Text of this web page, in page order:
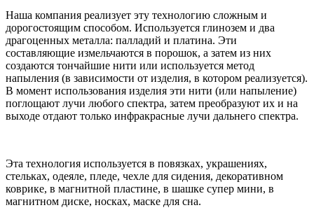
Наша компания реализует эту технологию сложным и
дорогостоящим способом. Используется глинозем и два
драгоценных металла: палладий и платина. Эти
составляющие измельчаются в порошок, а затем из них
создаются тончайшие нити или используется метод
напыления (в зависимости от изделия, в котором реализуется).
В момент использования изделия эти нити (или напыление)
поглощают лучи любого спектра, затем преобразуют их и на
выходе отдают только инфракрасные лучи дальнего спектра.
Эта технология используется в повязках, украшениях,
стельках, одеяле, пледе, чехле для сидения, декоративном
коврике, в магнитной пластине, в шашке супер мини, в
магнитном диске, носках, маске для сна.